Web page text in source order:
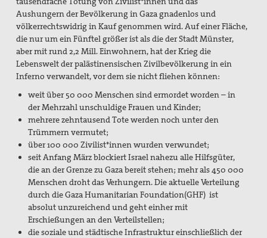
Preisbeirat
Hintergrund: Papst Johannes XXIII und II.
Vatikanisches Konzil
Mitmachen
Basisgruppen
Spenden Friedensreferent
Aktionen / Projekte
Mitglied werden!
Mitgliedschaft verschenken
Aushungern der Bevölkerung in Gaza gnadenlos und
völkerrechtswidrig in Kauf genommen wird. Auf einer Fläche,
die nur um ein Fünftel größer ist als die der Stadt Münster,
aber mit rund 2,2 Mill. Einwohnern, hat der Krieg die
Lebenswelt der palästinensischen Zivilbevölkerung in ein
Inferno verwandelt, vor dem sie nicht fliehen können:
weit über 50 000 Menschen sind ermordet worden – in
der Mehrzahl unschuldige Frauen und Kinder;
mehrere zehntausend Tote werden noch unter den
Trümmern vermutet;
über 100 000 Zivilist*innen wurden verwundet;
seit Anfang März blockiert Israel nahezu alle Hilfsgüter,
die an der Grenze zu Gaza bereit stehen; mehr als 450 000
Menschen droht das Verhungern. Die aktuelle Verteilung
durch die Gaza Humanitarian Foundation(GHF) ist
absolut unzureichend und geht einher mit
Erschießungen an den Verteilstellen;
die soziale und städtische Infrastruktur einschließlich der